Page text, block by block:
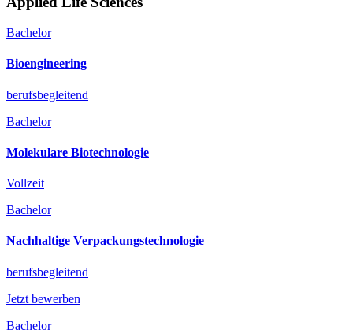
Bachelor
Bioengineering
berufsbegleitend
Bachelor
Molekulare Biotechnologie
Vollzeit
Bachelor
Nachhaltige Verpackungstechnologie
berufsbegleitend
Jetzt bewerben
Bachelor